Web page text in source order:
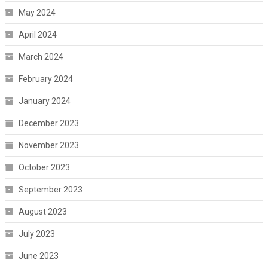
May 2024
April 2024
March 2024
February 2024
January 2024
December 2023
November 2023
October 2023
September 2023
August 2023
July 2023
June 2023